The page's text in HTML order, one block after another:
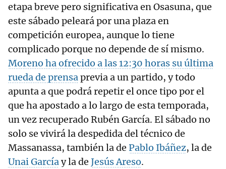
etapa breve pero significativa en Osasuna, que
este sábado peleará por una plaza en
competición europea, aunque lo tiene
complicado porque no depende de sí mismo.
Moreno ha ofrecido a las 12:30 horas su última
rueda de prensaprevia a un partido, y todo
apunta a que podrá repetir el once tipo por el
que ha apostado a lo largo de esta temporada,
un vez recuperado Rubén García. El sábado no
solo se vivirá la despedida del técnico de
Massanassa, también la de Pablo Ibáñez, la de
Unai Garcíay la de Jesús Areso.